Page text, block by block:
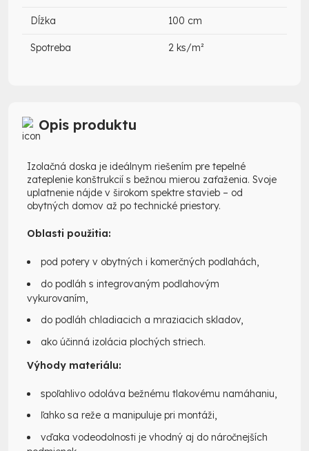
Opis produktu
Izolačná doska je ideálnym riešením pre tepelné
zateplenie konštrukcií s bežnou mierou zaťaženia. Svoje
uplatnenie nájde v širokom spektre stavieb – od
obytných domov až po technické priestory.
Oblasti použitia:
pod potery v obytných i komerčných podlahách,
do podláh s integrovaným podlahovým
vykurovaním,
do podláh chladiacich a mraziacich skladov,
ako účinná izolácia plochých striech.
Výhody materiálu:
spoľahlivo odoláva bežnému tlakovému namáhaniu,
ľahko sa reže a manipuluje pri montáži,
vďaka vodeodolnosti je vhodný aj do náročnejších
Dĺžka 100 cm
Spotreba 2 ks/m²